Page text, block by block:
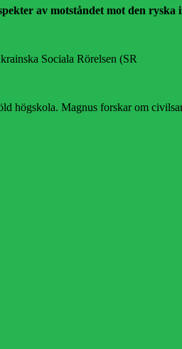
av motståndet mot den
Sociala Rörelsen (SR
högskola. Magnus forskar om